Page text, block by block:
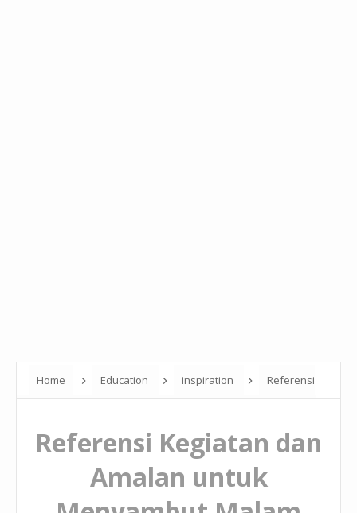
Home Education inspiration Referensi
Malam 1000 Bulan
Referensi Kegiatan dan
Amalan untuk